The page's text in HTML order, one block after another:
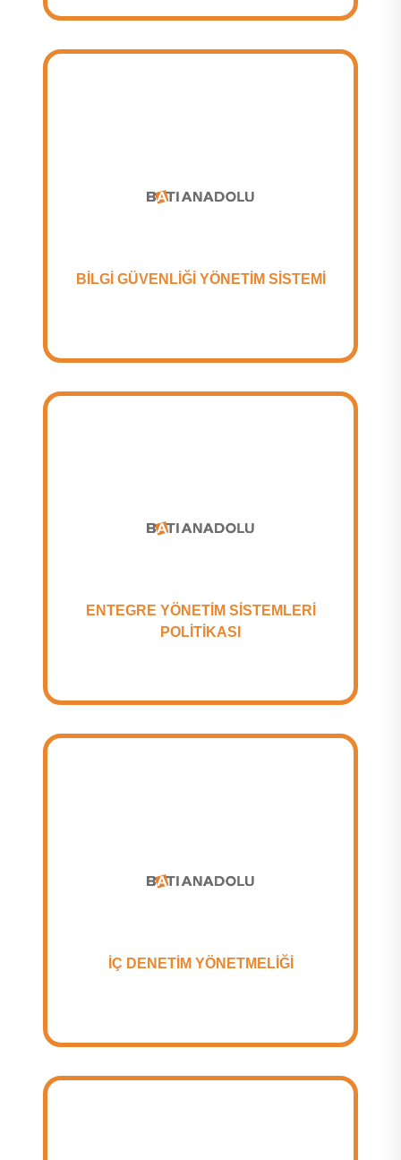
BİLGİ GÜVENLİĞİ YÖNETİM SİSTEMİ
ENTEGRE YÖNETİM SİSTEMLERİ
POLİTİKASI
İÇ DENETİM YÖNETMELİĞİ